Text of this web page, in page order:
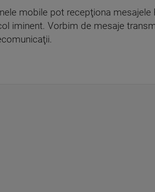
mobile pot recepţiona
iminent. Vorbim de mesaje